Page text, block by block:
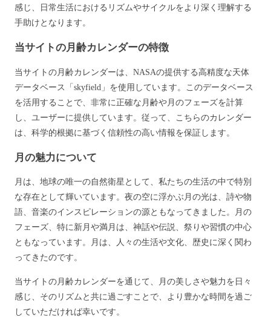
感じ、日常生活におけるリズムやサイクルをより深く理解する
手助けとなります。
当サイトの月齢カレンダーの特徴
当サイトの月齢カレンダーは、NASAの提供する高精度な天体
データベース「skyfield」を使用しています。このデータベース
を活用することで、非常に正確な月齢や月のフェーズを計算
し、ユーザーに提供しています。従って、こちらのカレンダー
は、科学的根拠に基づく信頼性の高い情報を保証します。
月の魅力について
月は、地球の唯一の自然衛星として、私たちの生活の中で特別
な存在として輝いています。夜の空に浮かぶ月の光は、詩や物
語、音楽のインスピレーションの源ともなってきました。月の
フェーズ、特に新月や満月は、神話や伝説、祭りや習慣の中心
ともなっています。月は、人々の生活や文化、歴史に深く関わ
ってきたのです。
当サイトの月齢カレンダーを通じて、月の美しさや魅力を日々
感じ、そのリズムと共に過ごすことで、より豊かな時間を過ご
していただければ幸いです。